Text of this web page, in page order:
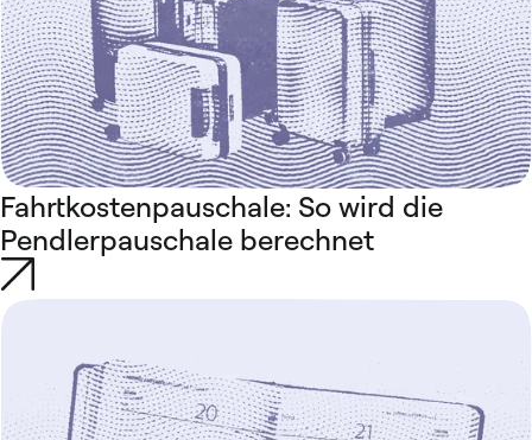
Fahrtkostenpauschale: So wird die
Pendlerpauschale berechnet